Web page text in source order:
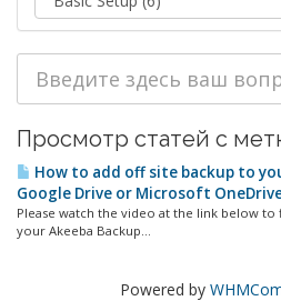
Просмотр статей с
How to add off site backup to
Google Drive or Microsoft
Please watch the video at the link below
your Akeeba Backup...
Powered by